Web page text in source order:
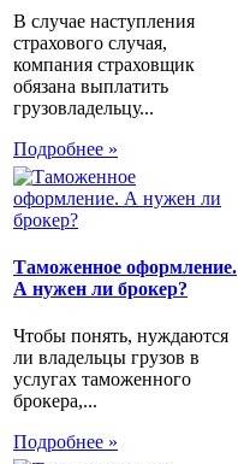
В случае наступления
страхового случая,
компания страховщик
обязана выплатить
грузовладельцу...
Подробнее »
Таможенное оформление.
А нужен ли брокер?
Чтобы понять, нуждаются
ли владельцы грузов в
услугах таможенного
брокера,...
Подробнее »